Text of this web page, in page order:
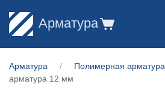
Арматура
Арматура Полимерная арматура
арматура 12 мм